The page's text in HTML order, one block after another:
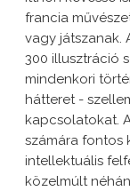
francia
vagy játszanak.
300 illusztráció
mindenkori
hátteret -
kapcsolatokat.
számára fontos
intellektuális
közelmúlt